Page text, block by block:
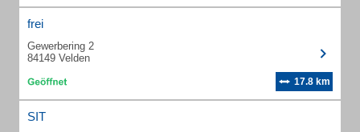
frei
Gewerbering 2
84149 Velden
17.8 km
SIT